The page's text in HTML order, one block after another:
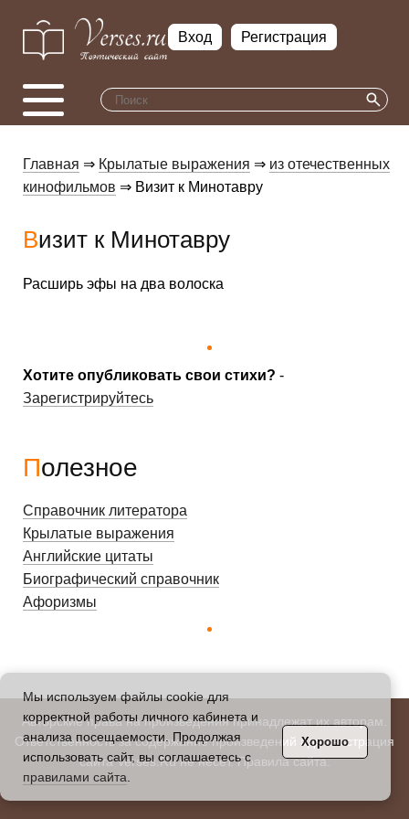
Вход Регистрация
Хотите опубликовать свои стихи? -
Зарегистрируйтесь
Главная ⇒ Крылатые выражения ⇒ из отечественных
кинофильмов ⇒ Визит к Минотавру
Визит к Минотавру
Расширь эфы на два волоска
Полезное
Справочник литератора
Крылатые выражения
Английские цитаты
Биографический справочник
Афоризмы
Авторские права на произведения принадлежат их авторам.
Ответственность за содержание произведений администрация
сайта Verses.Ru не несет.Правила сайта.
Мы используем файлы cookie для
корректной работы личного кабинета и
анализа посещаемости. Продолжая
использовать сайт, вы соглашаетесь с
правилами сайта
Хорошо